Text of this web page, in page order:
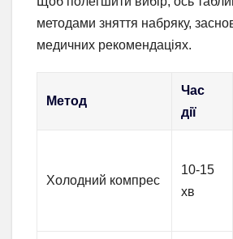
методами зняття набряку,
медичних рекомендаціях.
Метод
Час
дії
Холодний компрес
10-15
хв